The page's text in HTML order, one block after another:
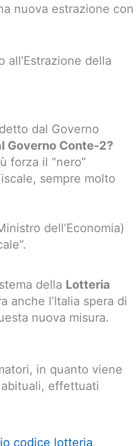
nuova estrazione con
della
dal Governo
Governo Conte-2?
forza il “nero”
sempre molto
dell’Economia)
della Lotteria
anche l’Italia spera di
nuova misura.
in quanto viene
effettuati
codice lotteria,